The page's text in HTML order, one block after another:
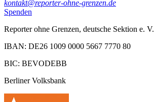
kontakt@reporter-ohne-grenzen.de
Spenden
Reporter ohne Grenzen, deutsche Sektion e. V.
IBAN: DE26 1009 0000 5667 7770 80
BIC: BEVODEBB
Berliner Volksbank